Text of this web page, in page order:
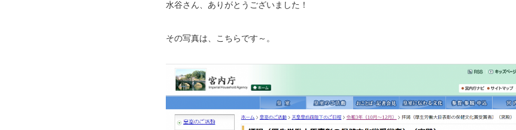
水谷さん、ありがとうございました！
その写真は、こちらです～。